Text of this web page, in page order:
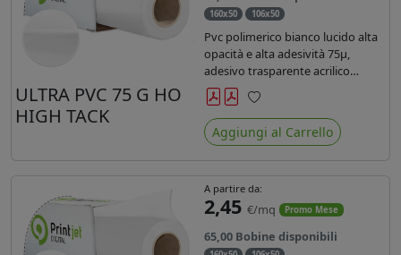
ULTRA PVC 75 G HO
HIGH TACK
160x50 106x50
Pvc polimerico bianco lucido alta
opacità e alta adesività 75µ,
adesivo trasparente acrilico
hotmelt permanente, durata 5-7
anni, liner 140gr PE su entrambi
lati. Prestazioni di alto livello.
Dotato di certificato ignifugo
Preferiti
Aggiungi al Carrello
A partire da:
2,45 €/mq Promo Mese
65,00 Bobine disponibili